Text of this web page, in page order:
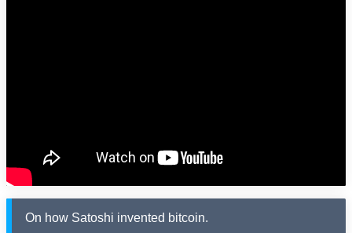
On how Satoshi invented bitcoin.